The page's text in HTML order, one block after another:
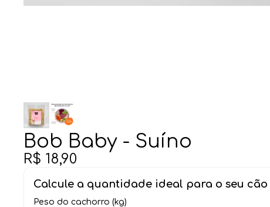
Bob Baby - Suíno
R$ 18,90
Calcule a quantidade ideal para o seu cão
Peso do cachorro (kg)